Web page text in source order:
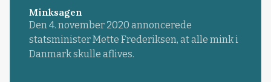
Minksagen
Den 4. november 2020 annoncerede
statsminister Mette Frederiksen, at alle mink i
Danmark skulle aflives.